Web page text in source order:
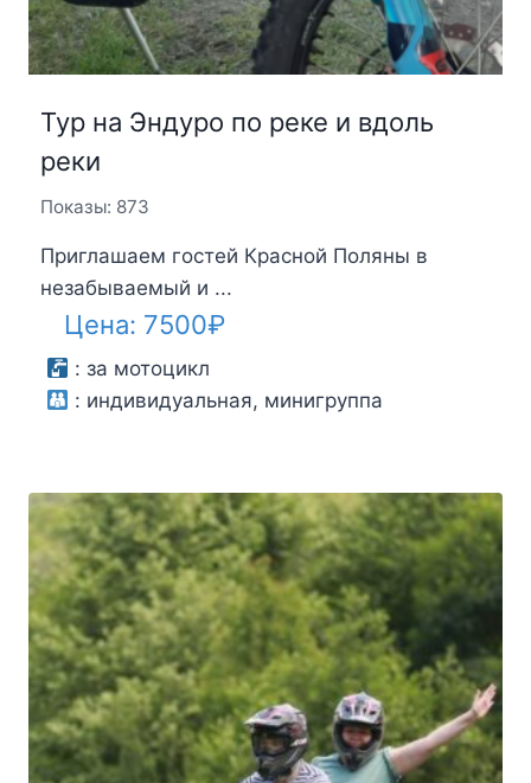
Тур на Эндуро по реке и вдоль
реки
Показы: 873
Приглашаем гостей Красной Поляны в
незабываемый и ...
Цена: 7500₽
: за мотоцикл
: индивидуальная, минигруппа